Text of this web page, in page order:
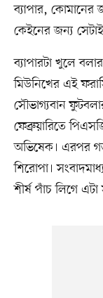
ব্যাপার, কোমানের
কেইনের জন্য
ব্যাপারটা খুলে
মিউনিখের এই
সৌভাগ্যবান
ফেব্রুয়ারিতে
অভিষেক। এরপর
শিরোপা।
শীর্ষ পাঁচ লিগে এটা